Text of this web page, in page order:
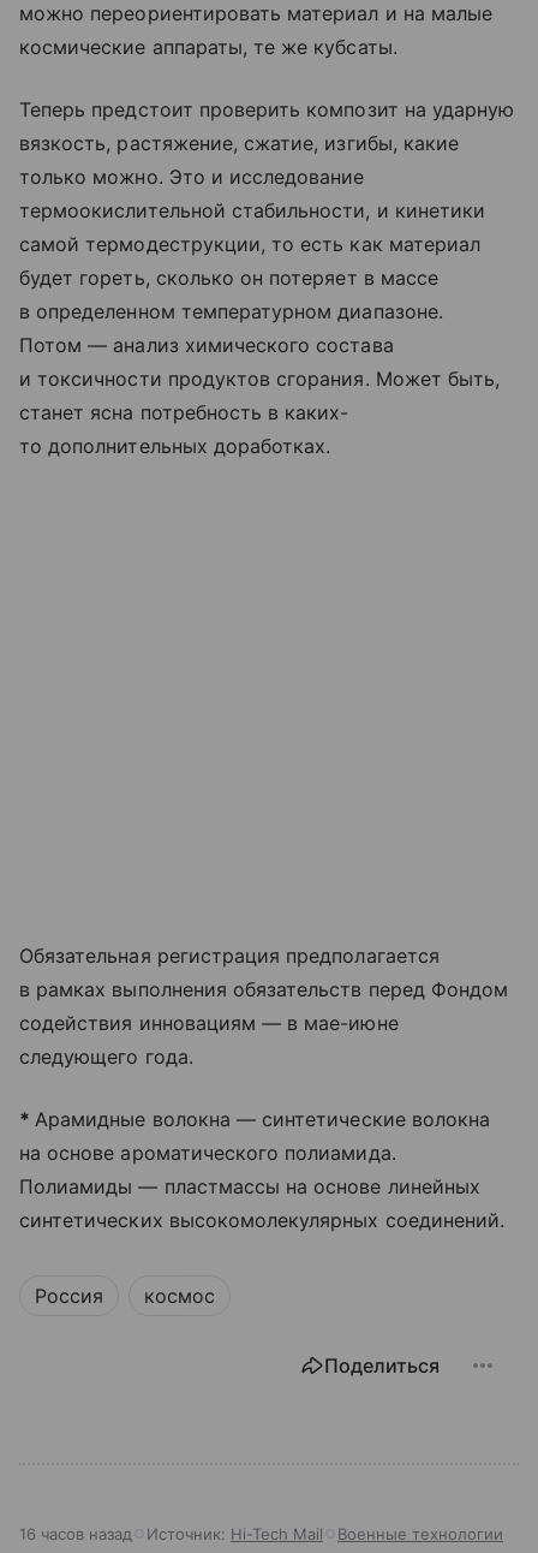
можно переориентировать материал и на малые
космические аппараты, те же кубсаты.
Теперь предстоит проверить композит на ударную
вязкость, растяжение, сжатие, изгибы, какие
только можно. Это и исследование
термоокислительной стабильности, и кинетики
самой термодеструкции, то есть как материал
будет гореть, сколько он потеряет в массе
в определенном температурном диапазоне.
Потом — анализ химического состава
и токсичности продуктов сгорания. Может быть,
станет ясна потребность в каких-
то дополнительных доработках.
Обязательная регистрация предполагается
в рамках выполнения обязательств перед Фондом
содействия инновациям — в мае-июне
следующего года.
*Арамидные волокна — синтетические волокна
на основе ароматического полиамида.
Полиамиды — пластмассы на основе линейных
синтетических высокомолекулярных соединений.
Россия космос
Поделиться
16 часов назад Источник: Hi-Tech Mail Военные технологии